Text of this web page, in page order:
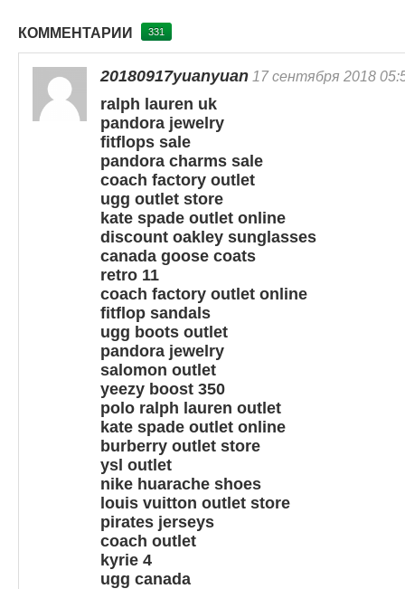
КОММЕНТАРИИ 331
20180917yuanyuan 17 сентября 2018
ralph lauren uk
pandora jewelry
fitflops sale
pandora charms sale
coach factory outlet
ugg outlet store
kate spade outlet online
discount oakley sunglasses
canada goose coats
retro 11
coach factory outlet online
fitflop sandals
ugg boots outlet
pandora jewelry
salomon outlet
yeezy boost 350
polo ralph lauren outlet
kate spade outlet online
burberry outlet store
ysl outlet
nike huarache shoes
louis vuitton outlet store
pirates jerseys
coach outlet
kyrie 4
ugg canada